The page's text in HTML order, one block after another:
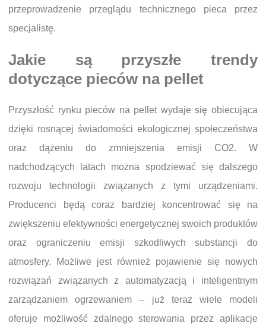
przeprowadzenie przeglądu technicznego pieca przez
specjalistę.
Jakie są przyszłe trendy
dotyczące pieców na pellet
Przyszłość rynku pieców na pellet wydaje się obiecująca
dzięki rosnącej świadomości ekologicznej społeczeństwa
oraz dążeniu do zmniejszenia emisji CO2. W
nadchodzących latach można spodziewać się dalszego
rozwoju technologii związanych z tymi urządzeniami.
Producenci będą coraz bardziej koncentrować się na
zwiększeniu efektywności energetycznej swoich produktów
oraz ograniczeniu emisji szkodliwych substancji do
atmosfery. Możliwe jest również pojawienie się nowych
rozwiązań związanych z automatyzacją i inteligentnym
zarządzaniem ogrzewaniem – już teraz wiele modeli
oferuje możliwość zdalnego sterowania przez aplikacje